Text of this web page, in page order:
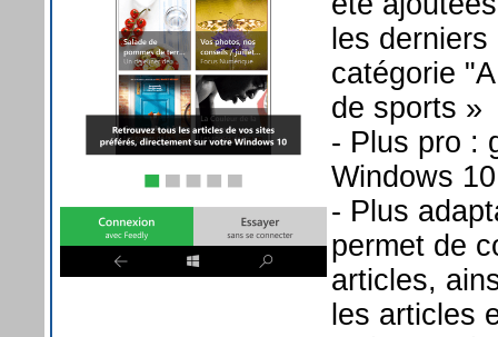
les
catégorie
de sports »
- Plus pro :
Windows
- Plus
permet de
articles,
les articles